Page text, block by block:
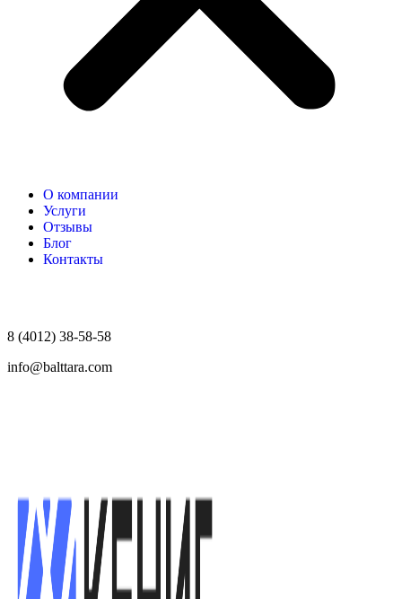
О компании
Услуги
Отзывы
Блог
Контакты
8 (4012) 38-58-58
info@balttara.com